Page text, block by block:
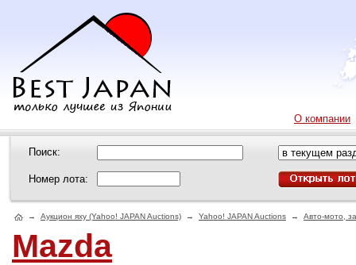
О компании
Поиск:
Номер лота:
→ Аукцион яху (Yahoo! JAPAN Auctions) → Yahoo! JAPAN Auctions → Авто-мото,
Mazda